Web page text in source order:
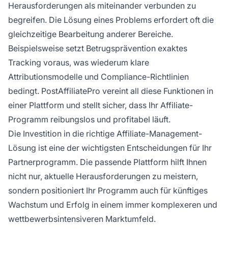
Herausforderungen als miteinander verbunden zu
begreifen. Die Lösung eines Problems erfordert oft die
gleichzeitige Bearbeitung anderer Bereiche.
Beispielsweise setzt Betrugsprävention exaktes
Tracking voraus, was wiederum klare
Attributionsmodelle und Compliance-Richtlinien
bedingt. PostAffiliatePro vereint all diese Funktionen in
einer Plattform und stellt sicher, dass Ihr Affiliate-
Programm reibungslos und profitabel läuft.
Die Investition in die richtige Affiliate-Management-
Lösung ist eine der wichtigsten Entscheidungen für Ihr
Partnerprogramm. Die passende Plattform hilft Ihnen
nicht nur, aktuelle Herausforderungen zu meistern,
sondern positioniert Ihr Programm auch für künftiges
Wachstum und Erfolg in einem immer komplexeren und
wettbewerbsintensiveren Marktumfeld.